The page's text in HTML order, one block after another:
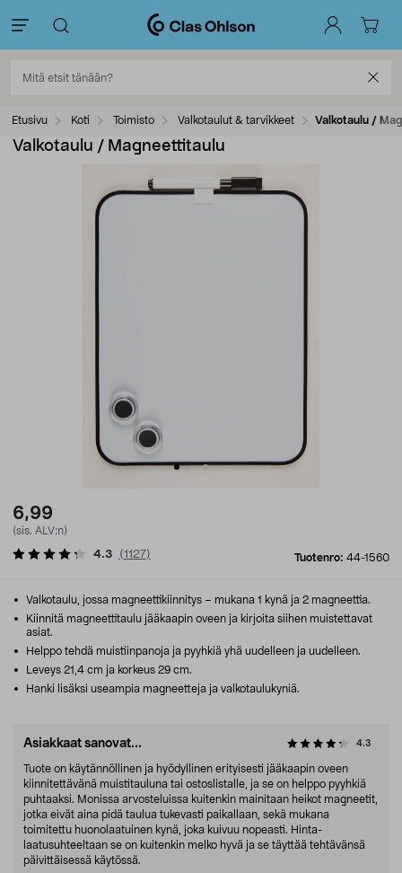
Etusivu Koti Toimisto Valkotaulut & tarvikkeet Valkotaulu /
Valkotaulu / Magneettitaulu
6,99
(sis. ALV:n)
Tuotenro: 44-1560
4.3 (1127)
Valkotaulu, jossa magneettikiinnitys – mukana 1 kynä ja 2 magneettia.
Kiinnitä magneettitaulu jääkaapin oveen ja kirjoita siihen muistettavat
asiat.
Helppo tehdä muistiinpanoja ja pyyhkiä yhä uudelleen ja uudelleen.
Leveys 21,4 cm ja korkeus 29 cm.
Hanki lisäksi useampia magneetteja ja valkotaulukyniä.
Asiakkaat sanovat... 4.3
Tuote on käytännöllinen ja hyödyllinen erityisesti jääkaapin oveen
kiinnitettävänä muistitauluna tai ostoslistalle, ja se on helppo pyyhkiä
puhtaaksi. Monissa arvosteluissa kuitenkin mainitaan heikot magneetit,
jotka eivät aina pidä taulua tukevasti paikallaan, sekä mukana
toimitettu huonolaatuinen kynä, joka kuivuu nopeasti. Hinta-
laatusuhteeltaan se on kuitenkin melko hyvä ja se täyttää tehtävänsä
päivittäisessä käytössä.